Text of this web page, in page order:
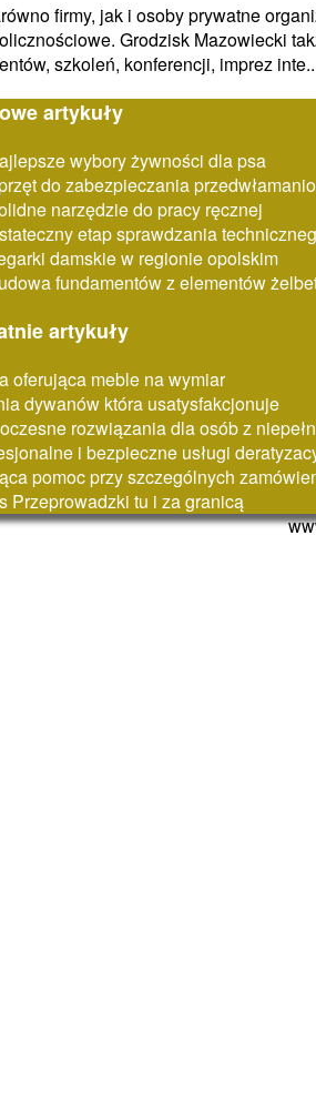
firmy, jak i osoby prywatne
Grodzisk Mazowiecki
szkoleń, konferencji, imprez
artykuły
wybory żywności dla psa
do zabezpieczania
narzędzie do pracy ręcznej
etap sprawdzania
damskie w regionie opolskim
fundamentów z elementów
artykuły
oferująca meble na wymiar
dywanów która usatysfakcjonuje
rozwiązania dla osób z
i bezpieczne usługi
pomoc przy szczególnych
Przeprowadzki tu i za granicą